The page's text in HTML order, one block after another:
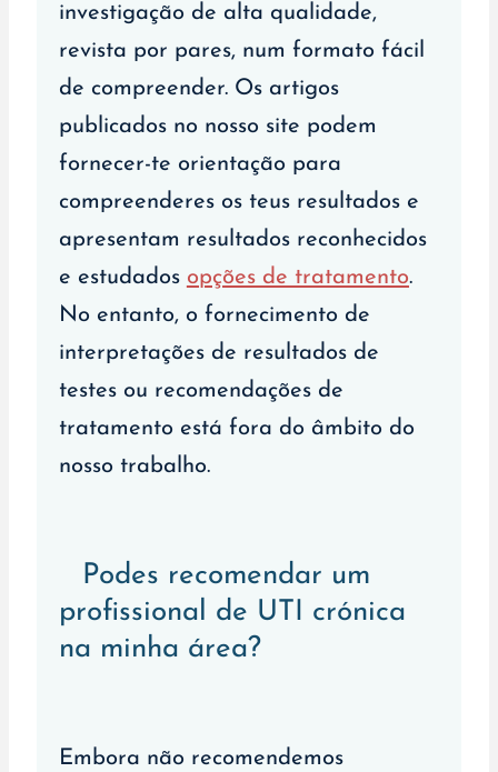
investigação de alta qualidade,
revista por pares, num formato fácil
de compreender. Os artigos
publicados no nosso site podem
fornecer-te orientação para
compreenderes os teus resultados e
apresentam resultados reconhecidos
e estudados opções de tratamento.
No entanto, o fornecimento de
interpretações de resultados de
testes ou recomendações de
tratamento está fora do âmbito do
nosso trabalho.
Podes recomendar um
profissional de UTI crónica
na minha área?
Embora não recomendemos